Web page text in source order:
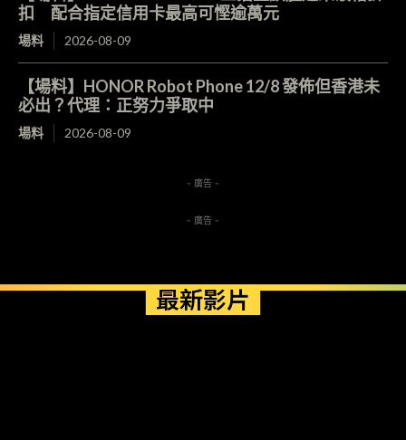
扣 配合指定信用卡最高可慳逾萬元
場料 2026-08-09
【場料】HONOR Robot Phone 12/8 發佈但香港未
必出？代理：正努力爭取中
場料 2026-08-09
- 廣告 -
- 廣告 -
最新影片